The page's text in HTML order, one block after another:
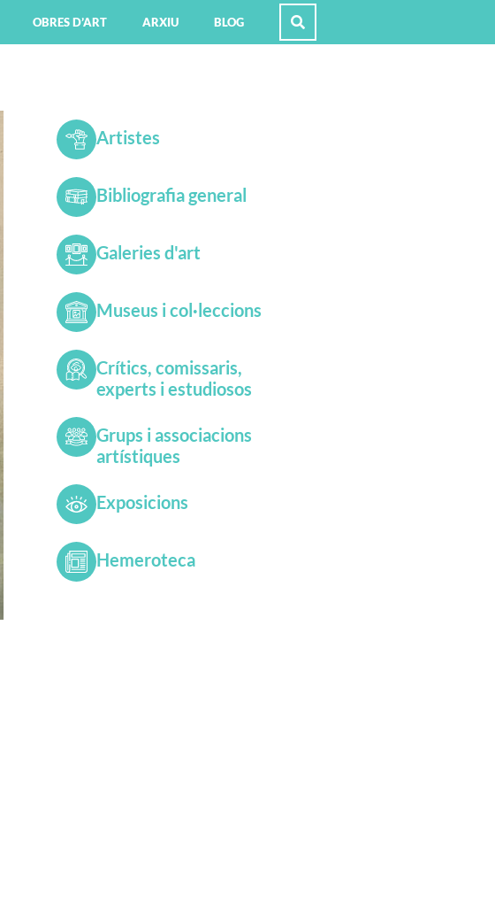
OBRES D’ART ARXIU BLOG
Artistes
Bibliografia general
Galeries d'art
Museus i col·leccions
Crítics, comissaris,
experts i estudiosos
Grups i associacions
artístiques
Exposicions
Hemeroteca